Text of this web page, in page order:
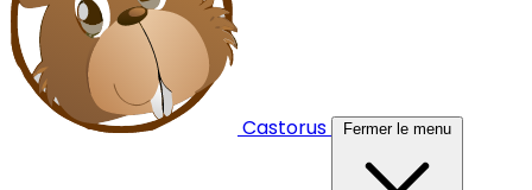
Castorus Fermer le menu